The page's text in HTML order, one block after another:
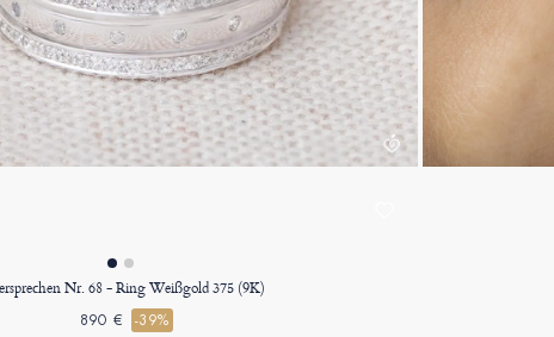
Nr. 68 - Ring Weißgold 375 (9K)
890 € -39%